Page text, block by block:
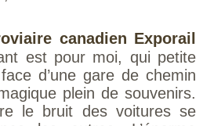
canadien Exporail
est pour moi, qui petite
d’une gare de chemin
plein de souvenirs.
le bruit des voitures se